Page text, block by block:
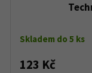
Skladem do 5 ks
123 Kč